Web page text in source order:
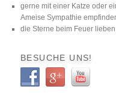
gerne mit einer Katze oder
Ameise Sympathie
die Sterne beim Feuer
BESUCHE UNS!